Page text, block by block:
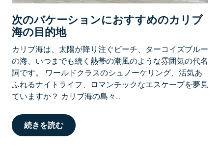
次のバケーションにおすすめのカリブ
海の目的地
カリブ海は、太陽が降り注ぐビーチ、ターコイズブルー
の海、いつまでも続く熱帯の潮風のような雰囲気の代名
詞です。 ワールドクラスのシュノーケリング、活気あ
ふれるナイトライフ、ロマンチックなエスケープを夢見
ていますか？ カリブ海の島々...
続きを読む